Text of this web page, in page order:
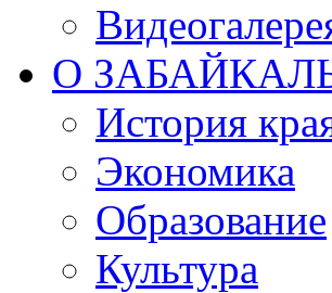
О
История
Экономика
Образование
Культура